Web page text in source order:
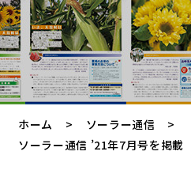
ホーム
ソーラー通信
ソーラー通信 ’21年7月号を掲載